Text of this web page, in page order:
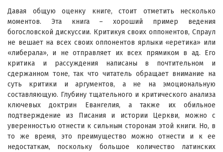
Давая общую оценку книге, стоит отметить несколько
моментов. Эта книга – хороший пример ведения
богословской дискуссии. Критикуя своих оппонентов, Спраул
не вешает на всех своих оппонентов ярлыки «еретика» или
«либерала», и не отправляет их всех прямиком в ад. Его
критика и рассуждения написаны в почтительном и
сдержанном тоне, так что читатель обращает внимание на
суть критики и аргументов, а не на эмоциональную
составляющую. Глубину тщательного и критического анализа
ключевых доктрин Евангелия, а также их обильное
подтверждение из Писания и истории Церкви, можно с
уверенностью отнести к сильным сторонам этой книги. Но, в
то же время, это преимущество можно отнести и к ее
недостаткам, поскольку большое количество латинских